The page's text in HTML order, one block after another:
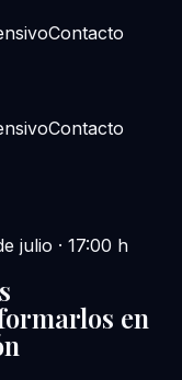
Contacto
Contacto
julio · 17:00 h
en